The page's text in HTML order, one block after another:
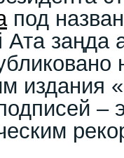
под
Ата
издания
–